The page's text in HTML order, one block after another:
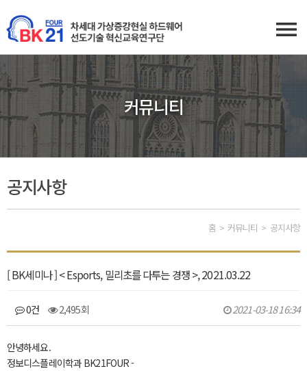
커뮤니티
공지사항
홈 커뮤니티 공지사항
[ BK세미나 ] < Esports, 밀리초를 다투는 경쟁 >, 2021.03.22
0건 2,495회 2021-03-18 16:34
본문
안녕하세요.
정보디스플레이학과 BK21FOUR -